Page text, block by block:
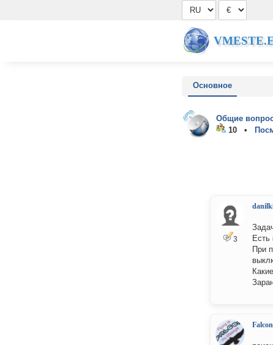
Основное
Общие
10 •
3
Есть
При
Falcon